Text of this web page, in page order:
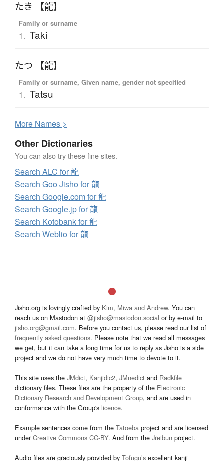
たき 【龍】
Family or surname
1. Taki
たつ 【龍】
Family or surname, Given name, gender not specified
1. Tatsu
More Names >
Other Dictionaries
You can also try these fine sites.
Search ALC for 龍
Search Goo Jisho for 龍
Search Google.com for 龍
Search Google.jp for 龍
Search Kotobank for 龍
Search Weblio for 龍
Jisho.org is lovingly crafted by Kim, Miwa and Andrew. You can
reach us on Mastodon at @jisho@mastodon.social or by e-mail to
jisho.org@gmail.com. Before you contact us, please read our list of
frequently asked questions. Please note that we read all messages
we get, but it can take a long time for us to reply as Jisho is a side
project and we do not have very much time to devote to it.
This site uses the JMdict, Kanjidic2, JMnedict and Radkfile
dictionary files. These files are the property of the Electronic
Dictionary Research and Development Group, and are used in
conformance with the Group's licence.
Example sentences come from the Tatoeba project and are licensed
underCreative Commons CC-BY. And from the Jreibun project.
Audio files are graciously provided by Tofugu’s excellent kanji